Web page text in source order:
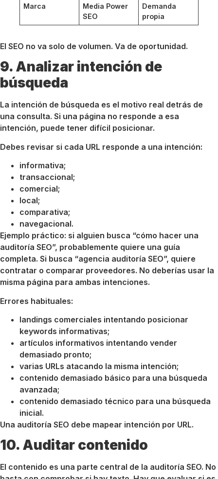
Marca
Media Power
SEO
Demanda
propia
El SEO no va solo de volumen. Va de oportunidad.
9. Analizar intención de
búsqueda
La intención de búsqueda es el motivo real detrás de
una consulta. Si una página no responde a esa
intención, puede tener difícil posicionar.
Debes revisar si cada URL responde a una intención:
informativa;
transaccional;
comercial;
local;
comparativa;
navegacional.
Ejemplo práctico: si alguien busca “cómo hacer una
auditoría SEO”, probablemente quiere una guía
completa. Si busca “agencia auditoría SEO”, quiere
contratar o comparar proveedores. No deberías usar la
misma página para ambas intenciones.
Errores habituales:
landings comerciales intentando posicionar
keywords informativas;
artículos informativos intentando vender
demasiado pronto;
varias URLs atacando la misma intención;
contenido demasiado básico para una búsqueda
avanzada;
contenido demasiado técnico para una búsqueda
inicial.
Una auditoría SEO debe mapear intención por URL.
10. Auditar contenido
El contenido es una parte central de la auditoría SEO. No